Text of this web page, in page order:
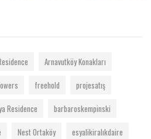
Arnavutköy Konakları
freehold
projesatış
Residence
barbaroskempinski
Nest Ortaköy esyalikiralıkdaire